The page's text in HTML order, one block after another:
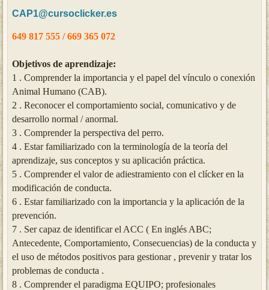
CAP1@cursoclicker.es
649 817 555 / 669 365 072
Objetivos de aprendizaje:
1 .Comprender la importancia y el papel del vínculo o conexión
Animal Humano (CAB).
2 .Reconocer el comportamiento social, comunicativo y de
desarrollo normal / anormal.
3 .Comprender la perspectiva del perro.
4 .Estar familiarizado con la terminología de la teoría del
aprendizaje, sus conceptos y su aplicación práctica.
5 .Comprender el valor de adiestramiento con el clícker en la
modificación de conducta.
6 .Estar familiarizado con la importancia y la aplicación de la
prevención.
7 . Ser capaz de identificar el ACC ( En inglés ABC;
Antecedente, Comportamiento, Consecuencias) de la conducta y
el uso de métodos positivos para gestionar , prevenir y tratar los
problemas de conducta .
8 .Comprender el paradigma EQUIPO; profesionales